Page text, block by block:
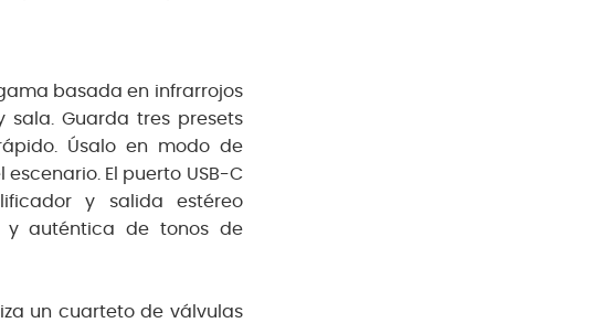
basada en infrarrojos
sala. Guarda tres presets
Úsalo en modo de
El puerto USB-C
y salida estéreo
y auténtica de tonos de
un cuarteto de válvulas